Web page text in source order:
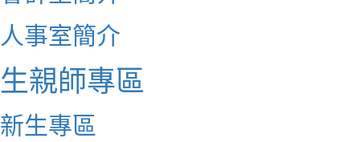
人事室簡介
生親師專區
新生專區